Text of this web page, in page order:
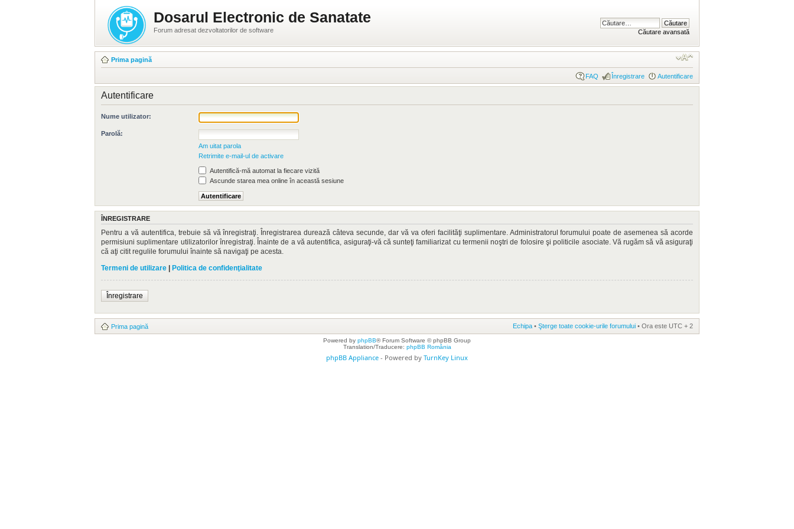
Dosarul Electronic de Sanatate
Forum adresat dezvoltatorilor de software Căutare avansată
Prima pagină
FAQ Înregistrare Autentificare
Autentificare
Nume utilizator:
Parolă:
Am uitat parola
Retrimite e-mail-ul de activare
Autentifică-mă automat la fiecare vizită
Ascunde starea mea online în această sesiune
ÎNREGISTRARE
Pentru a vă autentifica, trebuie să vă înregistraţi. Înregistrarea durează câteva secunde, dar vă va oferi facilităţi suplimentare. Administratorul forumului poate de asemenea să acorde
permisiuni suplimentare utilizatorilor înregistraţi. Înainte de a vă autentifica, asiguraţi-vă că sunteţi familiarizat cu termenii noştri de folosire şi politicile asociate. Vă rugăm să vă asiguraţi
că aţi citit regulile forumului înainte să navigaţi pe acesta.
Termeni de utilizare | Politica de confidenţialitate
Înregistrare
Prima pagină Echipa • Şterge toate cookie-urile forumului • Ora este UTC + 2
Powered by phpBB® Forum Software © phpBB Group
Translation/Traducere: phpBB România
phpBB Appliance - Powered by TurnKey Linux